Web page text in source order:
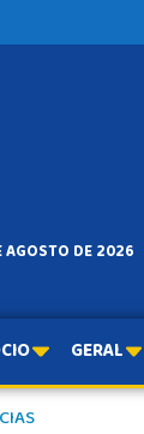
DE 2026
GERAL